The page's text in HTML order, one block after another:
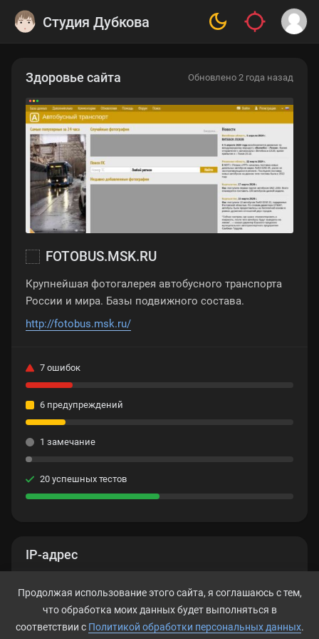
Студия Дубкова
IP-адрес
Здоровье сайта Обновлено 2 года назад
FOTOBUS.MSK.RU
Крупнейшая фотогалерея автобусного транспорта
России и мира. Базы подвижного состава.
http://fotobus.msk.ru/
7 ошибок
6 предупреждений
1 замечание
20 успешных тестов
Продолжая использование этого сайта, я соглашаюсь с тем,
что обработка моих данных будет выполняться в
соответствии с Политикой обработки персональных данных.